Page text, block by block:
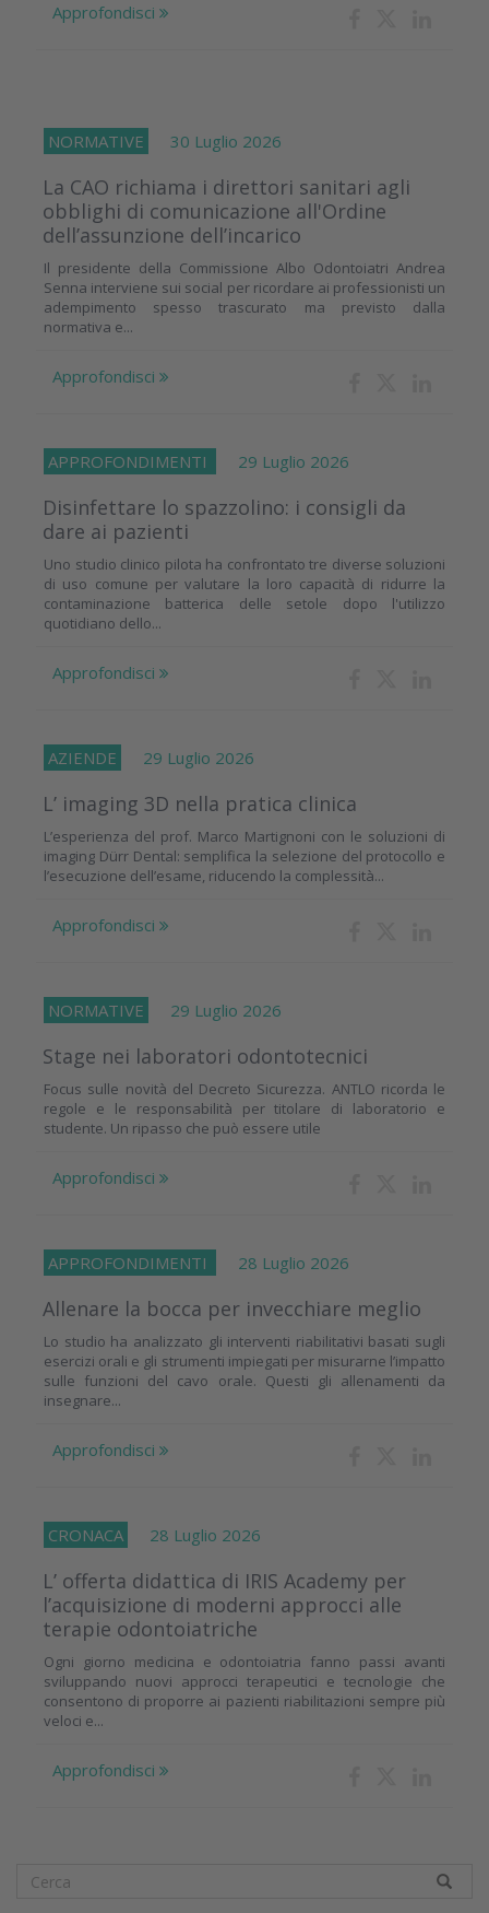
Approfondisci
NORMATIVE 30 Luglio 2026
La CAO richiama i direttori sanitari agli
obblighi di comunicazione all'Ordine
dell’assunzione dell’incarico
Il presidente della Commissione Albo Odontoiatri Andrea
Senna interviene sui social per ricordare ai professionisti un
adempimento spesso trascurato ma previsto dalla
normativa e...
Approfondisci
APPROFONDIMENTI 29 Luglio 2026
Disinfettare lo spazzolino: i consigli da
dare ai pazienti
Uno studio clinico pilota ha confrontato tre diverse soluzioni
di uso comune per valutare la loro capacità di ridurre la
contaminazione batterica delle setole dopo l'utilizzo
quotidiano dello...
Approfondisci
AZIENDE 29 Luglio 2026
L’ imaging 3D nella pratica clinica
L’esperienza del prof. Marco Martignoni con le soluzioni di
imaging Dürr Dental: semplifica la selezione del protocollo e
l’esecuzione dell’esame, riducendo la complessità...
Approfondisci
NORMATIVE 29 Luglio 2026
Stage nei laboratori odontotecnici
Focus sulle novità del Decreto Sicurezza. ANTLO ricorda le
regole e le responsabilità per titolare di laboratorio e
studente. Un ripasso che può essere utile
Approfondisci
APPROFONDIMENTI 28 Luglio 2026
Allenare la bocca per invecchiare meglio
Lo studio ha analizzato gli interventi riabilitativi basati sugli
esercizi orali e gli strumenti impiegati per misurarne l’impatto
sulle funzioni del cavo orale. Questi gli allenamenti da
insegnare...
Approfondisci
CRONACA 28 Luglio 2026
L’ offerta didattica di IRIS Academy per
l’acquisizione di moderni approcci alle
terapie odontoiatriche
Ogni giorno medicina e odontoiatria fanno passi avanti
sviluppando nuovi approcci terapeutici e tecnologie che
consentono di proporre ai pazienti riabilitazioni sempre più
veloci e...
Approfondisci